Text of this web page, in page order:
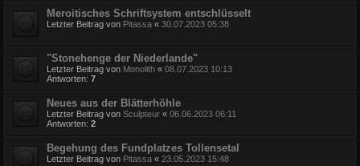
Meroitisches Schriftsystem entschlüsselt
Letzter Beitrag von Pitassa « 30.07.2023 05:38
"Stonehenge der Niederlande"
Letzter Beitrag von Monolith « 08.07.2023 10:13
Antworten: 7
Neues aus der Blätterhöhle
Letzter Beitrag von Sculpteur « 06.06.2023 06:11
Antworten: 2
Begehung des Fundplatzes Tollensetal
Letzter Beitrag von Pitassa « 23.05.2023 15:48